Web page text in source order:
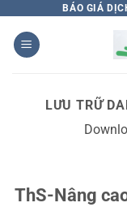
qua
nội
BÁO GIÁ
LƯU TRỮ
ThS-Nâng